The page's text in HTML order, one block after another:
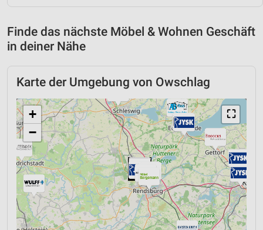
Finde das nächste Möbel & Wohnen Geschäft
in deiner Nähe
Karte der Umgebung von Owschlag
⛶
+
−